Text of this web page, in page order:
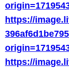
https://
https://